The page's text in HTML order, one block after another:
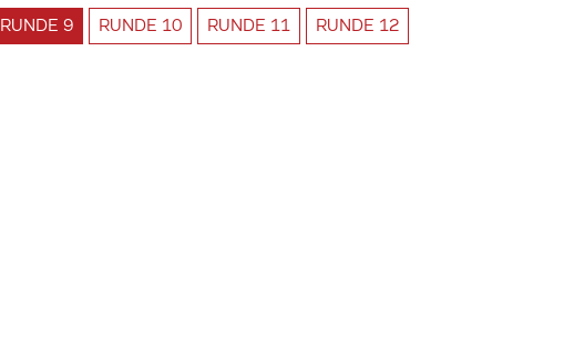
RUNDE 9 RUNDE 10 RUNDE 11 RUNDE 12